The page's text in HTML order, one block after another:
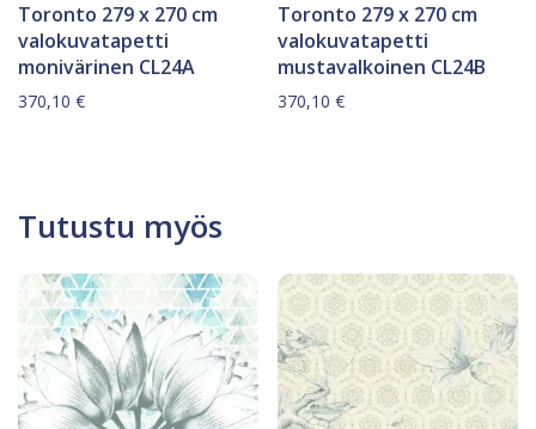
Toronto 279 x 270 cm
valokuvatapetti
monivärinen CL24A
370,10 €
Toronto 279 x 270 cm
valokuvatapetti
mustavalkoinen CL24B
370,10€
Tutustu myös